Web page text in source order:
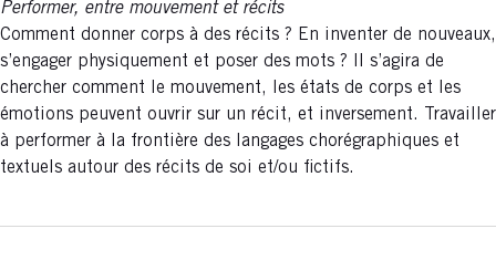
Performer, entre mouvement et récits
Comment donner corps à des récits ? En inventer de nouveaux,
s’engager physiquement et poser des mots ? Il s’agira de
chercher comment le mouvement, les états de corps et les
émotions peuvent ouvrir sur un récit, et inversement. Travailler
à performer à la frontière des langages chorégraphiques et
textuels autour des récits de soi et/ou fictifs.